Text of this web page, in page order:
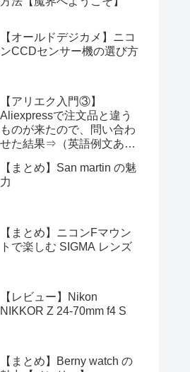
【オールドデジカメ】ニコ
ンCCDセンサー機の選び方
【アリエク入門③】
Aliexpressで注文品と違う
ものが来たので、問い合わ
せた結果⇒（英語例文あ
【まとめ】San martin の魅
力
【まとめ】ニコンFマウン
トで楽しむ SIGMA レンズ
【レビュー】Nikon
NIKKOR Z 24-70mm f4 S
【まとめ】Berny watch の